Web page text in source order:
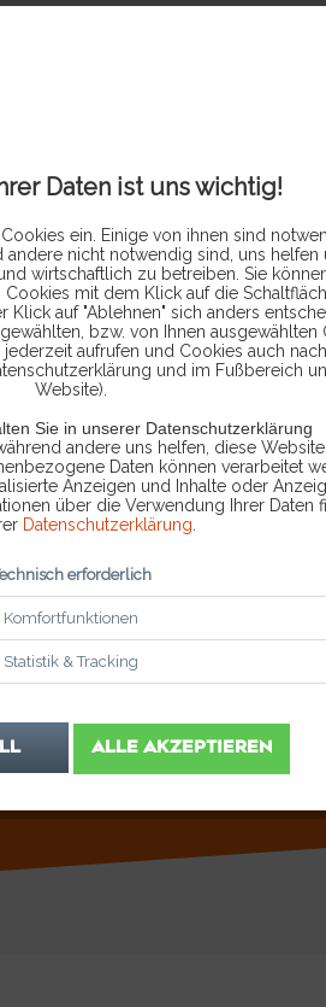
Daten ist uns wichtig!
ein. Einige von ihnen sind
andere nicht notwendig sind, uns helfen
wirtschaftlich zu betreiben. Sie
mit dem Klick auf die
auf "Ablehnen" sich anders
bzw. von Ihnen ausgewählten
aufrufen und Cookies auch
und im Fußbereich
Website).
Sie in unserer Datenschutzerklärung
andere uns helfen, diese
Daten können verarbeitet
Anzeigen und Inhalte oder
über die Verwendung Ihrer Daten
Datenschutzerklärung
erforderlich
Komfortfunktionen
Statistik & Tracking
ALLE AKZEPTIEREN
FIN
Artikel-Nr.: